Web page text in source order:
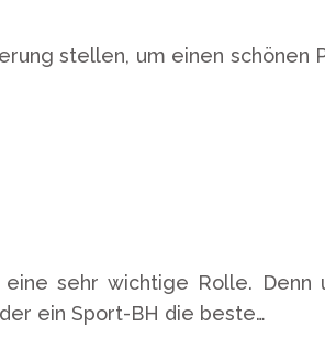
stellen, um einen schönen
sehr wichtige Rolle. Denn
ein Sport-BH die beste…